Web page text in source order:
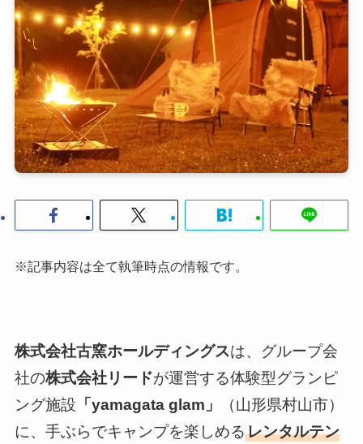
※記事内容は全て執筆時点の情報です。
株式会社古窯ホールディングスは、グループ会
社の株式会社リードが運営する体験型グランピ
ング施設 「yamagata glam」
（山形県村山市）
に、手ぶらでキャンプを楽しめるレンタルテン